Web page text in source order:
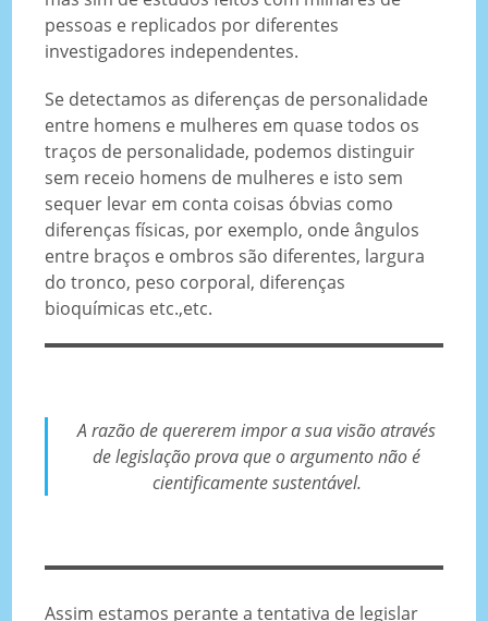
pessoas e replicados por diferentes
investigadores independentes.
Se detectamos as diferenças de personalidade
entre homens e mulheres em quase todos os
traços de personalidade, podemos distinguir
sem receio homens de mulheres e isto sem
sequer levar em conta coisas óbvias como
diferenças físicas, por exemplo, onde ângulos
entre braços e ombros são diferentes, largura
do tronco, peso corporal, diferenças
bioquímicas etc.,etc.
A razão de quererem impor a sua visão através
de legislação prova que o argumento não é
cientificamente sustentável.
Assim estamos perante a tentativa de legislar